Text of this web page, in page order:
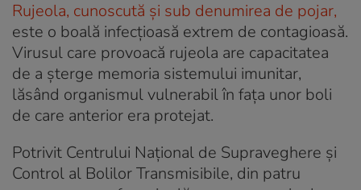
Rujeola, cunoscută şi sub denumirea de pojar,
este o boală infecţioasă extrem de contagioasă.
Virusul care provoacă rujeola are capacitatea
de a şterge memoria sistemului imunitar,
lăsând organismul vulnerabil în faţa unor boli
de care anterior era protejat.
Potrivit Centrului Naţional de Supraveghere şi
Control al Bolilor Transmisibile, din patru